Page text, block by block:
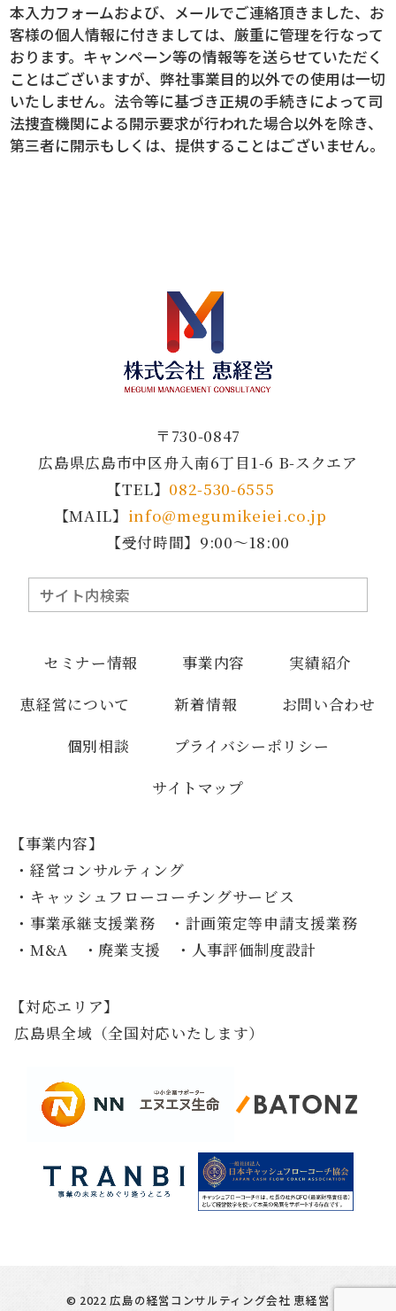
本入力フォームおよび、メールでご連絡頂きました、お
客様の個人情報に付きましては、厳重に管理を行なって
おります。キャンペーン等の情報等を送らせていただく
ことはございますが、弊社事業目的以外での使用は一切
いたしません。法令等に基づき正規の手続きによって司
法捜査機関による開示要求が行われた場合以外を除き、
第三者に開示もしくは、提供することはございません。
〒730-0847
広島県広島市中区舟入南6丁目1-6 B-スクエア
【TEL】 082-530-6555
【MAIL】 info@megumikeiei.co.jp
【受付時間】9:00～18:00
セミナー情報 事業内容
実績紹介
恵経営について
新着情報
お問い合わせ
個別相談
プライバシーポリシー
サイトマップ
事業内容
経営コンサルティング
キャッシュフローコーチングサービス
事業承継支援業務
計画策定等申請支援業務
M&A
廃業支援 人事評価制度設計
対応エリア
広島県全域（全国対応いたします）
© 2022 広島の経営コンサルティング会社 恵経営